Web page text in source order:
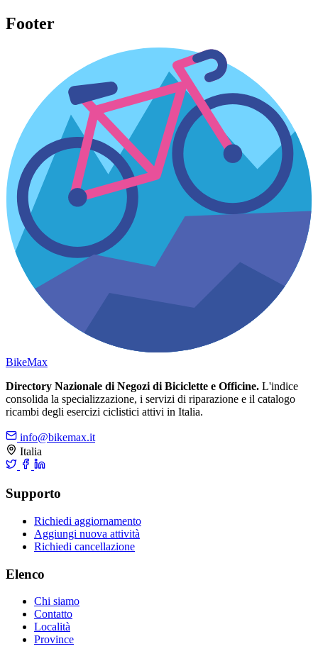
Footer
BikeMax
Directory Nazionale di Negozi di Biciclette e Officine. L'indice
consolida la specializzazione, i servizi di riparazione e il catalogo
ricambi degli esercizi ciclistici attivi in Italia.
info@bikemax.it
Italia
Supporto
Richiedi aggiornamento
Aggiungi nuova attività
Richiedi cancellazione
Elenco
Chi siamo
Contatto
Località
Province